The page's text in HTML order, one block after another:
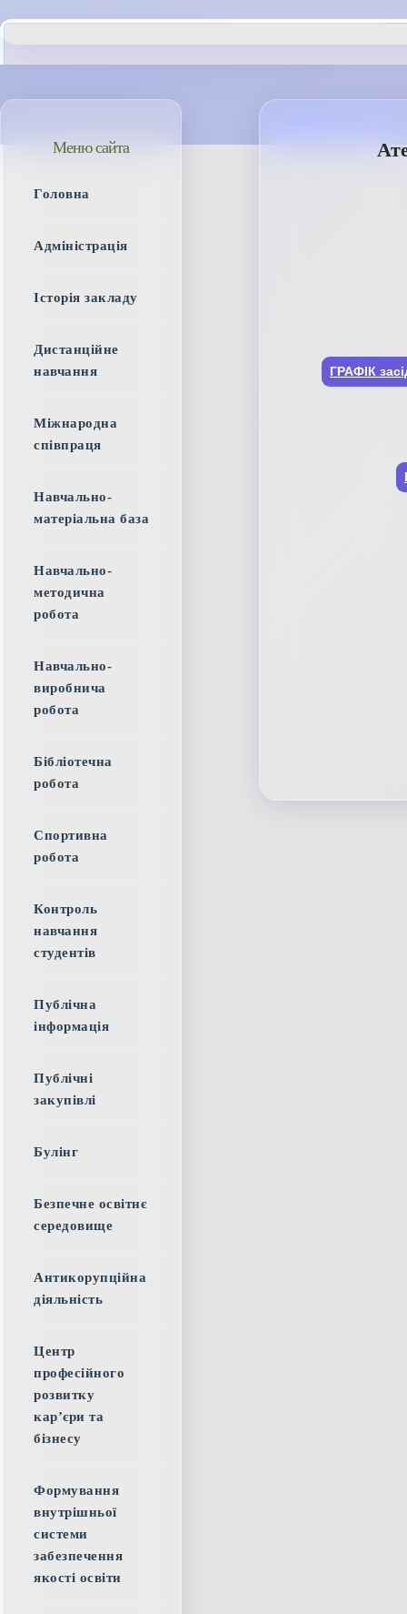
ГРАФІК
Меню сайта
Головна
Адміністрація
Історія закладу
Дистанційне
навчання
Міжнародна
співпраця
Навчально-
матеріальна база
Навчально-
методична
робота
Навчально-
виробнича
робота
Бібліотечна
робота
Спортивна
робота
Контроль
навчання
студентів
Публічна
інформація
Публічні
закупівлі
Булінг
Безпечне освітнє
середовище
Антикорупційна
діяльність
Центр
професійного
розвитку
кар’єри та
бізнесу
Формування
внутрішньої
системи
забезпечення
якості освіти